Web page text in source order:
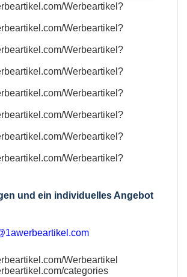
Werbeartikel?
Werbeartikel?
Werbeartikel?
Werbeartikel?
Werbeartikel?
Werbeartikel?
Werbeartikel?
Werbeartikel?
und ein individuelles Angebot
Werbeartikel
categories